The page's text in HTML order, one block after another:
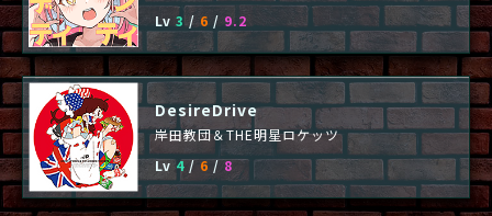
Lv 3 / 6 / 9.2
DesireDrive
岸田教団＆THE明星ロケッツ
Lv4/6/8